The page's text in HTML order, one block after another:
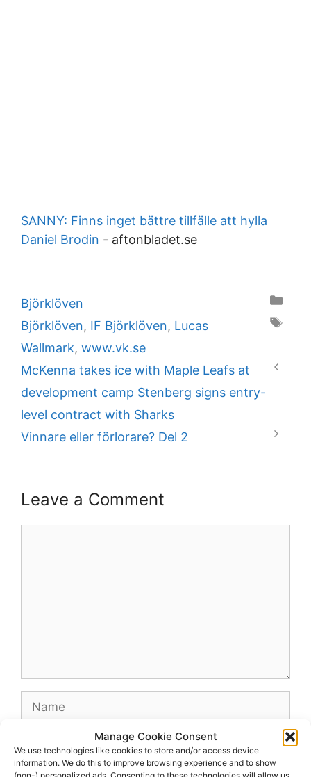
Manage Cookie Consent
We use technologies like cookies to store and/or access device
information. We do this to improve browsing experience and to show
SANNY: Finns inget bättre tillfälle att hylla
Daniel Brodin - aftonbladet.se
Categories
Björklöven
Tags
Björklöven, IF Björklöven, Lucas
Wallmark, www.vk.se
McKenna takes ice with Maple Leafs at
development camp Stenberg signs entry-
level contract with Sharks
Vinnare eller förlorare? Del 2
Leave a Comment
Name